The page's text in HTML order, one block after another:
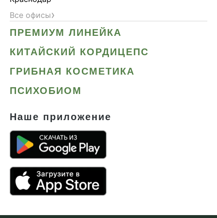
Все офисы›
ПРЕМИУМ ЛИНЕЙКА
КИТАЙСКИЙ КОРДИЦЕПС
ГРИБНАЯ КОСМЕТИКА
ПСИХОБИОМ
Наше приложение